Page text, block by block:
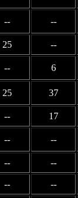
-- --
25 --
-- 6
25 37
-- 17
-- --
-- --
-- --